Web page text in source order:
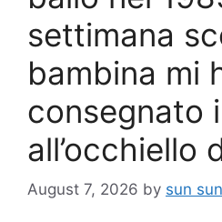
settimana
bambina mi
consegnato
all’occhiello
August 7, 2026 by sun sun